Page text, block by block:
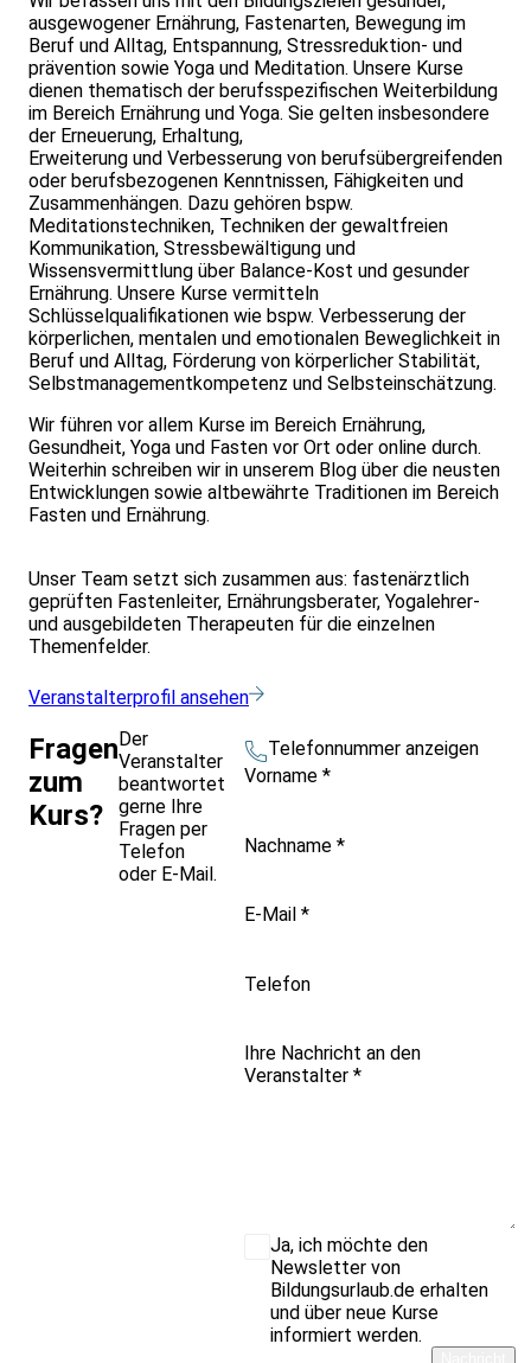
ausgewogener Ernährung, Fastenarten, Bewegung im
Beruf und Alltag, Entspannung, Stressreduktion- und
prävention sowie Yoga und Meditation. Unsere Kurse
dienen thematisch der berufsspezifischen Weiterbildung
im Bereich Ernährung und Yoga. Sie gelten insbesondere
der Erneuerung, Erhaltung,
Erweiterung und Verbesserung von berufsübergreifenden
oder berufsbezogenen Kenntnissen, Fähigkeiten und
Zusammenhängen. Dazu gehören bspw.
Meditationstechniken, Techniken der gewaltfreien
Kommunikation, Stressbewältigung und
Wissensvermittlung über Balance-Kost und gesunder
Ernährung. Unsere Kurse vermitteln
Schlüsselqualifikationen wie bspw. Verbesserung der
körperlichen, mentalen und emotionalen Beweglichkeit in
Beruf und Alltag, Förderung von körperlicher Stabilität,
Selbstmanagementkompetenz und Selbsteinschätzung.
Wir führen vor allem Kurse im Bereich Ernährung,
Gesundheit, Yoga und Fasten vor Ort oder online durch.
Weiterhin schreiben wir in unserem Blog über die neusten
Entwicklungen sowie altbewährte Traditionen im Bereich
Fasten und Ernährung.
Unser Team setzt sich zusammen aus: fastenärztlich
geprüften Fastenleiter, Ernährungsberater, Yogalehrer-
und ausgebildeten Therapeuten für die einzelnen
Themenfelder.
Veranstalterprofil ansehen
Fragen
zum
Kurs?
Der
Veranstalter
beantwortet
gerne Ihre
Fragen per
Telefon
oder E-Mail.
Telefonnummer anzeigen
Vorname *
Nachname *
E-Mail *
Telefon
Ihre Nachricht an den
Veranstalter *
Ja, ich möchte den
Newsletter von
Bildungsurlaub.de erhalten
und über neue Kurse
informiert werden.